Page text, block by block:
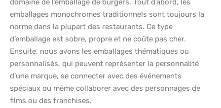
domaine de l’emballage de burgers. Tout d’abord, les
emballages monochromes traditionnels sont toujours la
norme dans la plupart des restaurants. Ce type
d’emballage est sobre, propre et ne coûte pas cher.
Ensuite, nous avons les emballages thématiques ou
personnalisés, qui peuvent représenter la personnalité
d’une marque, se connecter avec des événements
spéciaux ou même collaborer avec des personnages de
films ou des franchises.